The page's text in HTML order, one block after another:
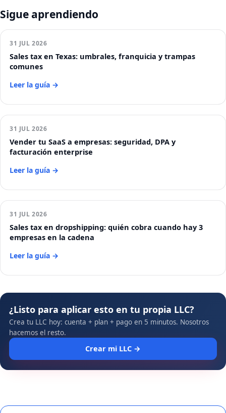
Sigue aprendiendo
31 JUL 2026
Sales tax en Texas: umbrales, franquicia y trampas
comunes
Leer la guía →
31 JUL 2026
Vender tu SaaS a empresas: seguridad, DPA y
facturación enterprise
Leer la guía →
31 JUL 2026
Sales tax en dropshipping: quién cobra cuando hay 3
empresas en la cadena
Leer la guía →
¿Listo para aplicar esto en tu propia LLC?
Crea tu LLC hoy: cuenta + plan + pago en 5 minutos. Nosotros
hacemos el resto.
Crear mi LLC →